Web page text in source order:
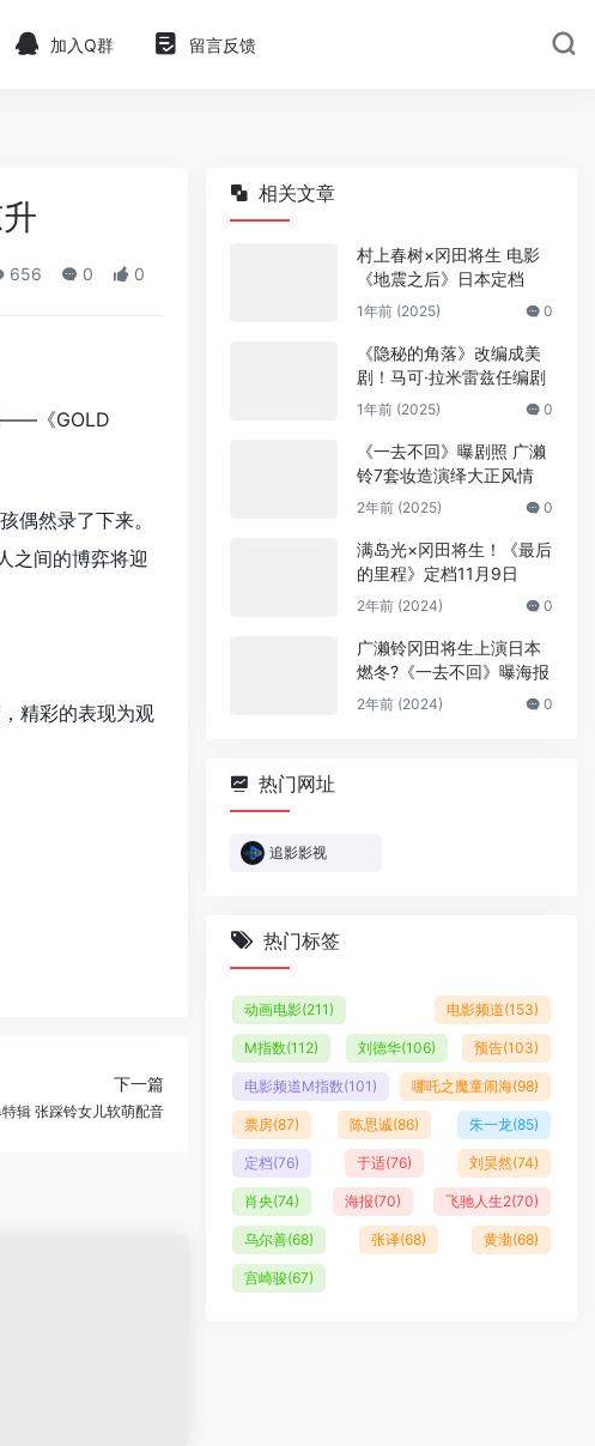
加入Q群 留言反馈
656 0 0
——《GOLD
偶然录了下来。
之间的博弈将迎
精彩的表现为观
下一篇
特辑 张踩铃女儿软萌配音
相关文章
村上春树×冈田将生 电影
《地震之后》日本定档
1年前 (2025) 0
《隐秘的角落》改编成美
剧！马可·拉米雷兹任编剧
1年前 (2025) 0
《一去不回》曝剧照 广濑
铃7套妆造演绎大正风情
2年前 (2025) 0
满岛光×冈田将生！《最后
的里程》定档11月9日
2年前 (2024) 0
广濑铃冈田将生上演日本
燃冬?《一去不回》曝海报
2年前 (2024) 0
热门网址
追影影视
热门标签
动画电影(211) 电影频道(153)
M指数(112) 刘德华(106) 预告(103)
电影频道M指数(101) 哪吒之魔童闹海(98)
票房(87) 陈思诚(86) 朱一龙(85)
定档(76) 于适(76) 刘昊然(74)
肖央(74) 海报(70) 飞驰人生2(70)
乌尔善(68) 张译(68) 黄渤(68)
宫崎骏(67)